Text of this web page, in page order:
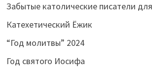
Забытые католические писатели
Катехетический Ёжик
“Год молитвы” 2024
Год святого Иосифа